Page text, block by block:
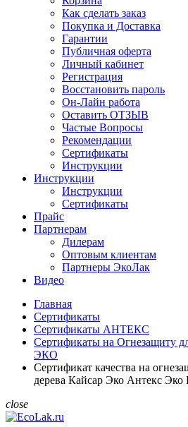
Как сделать заказ
Покупка и Доставка
Гарантии
Публичная оферта
Личный кабинет
Регистрация
Восстановить пароль
Он-Лайн работа
Оставить ОТЗЫВ
Частые Вопросы
Рекомендации
Сертификаты
Инструкции
Инструкции
Инструкции
Сертификаты
Прайс
Партнерам
Дилерам
Оптовым клиентам
Партнеры ЭкоЛак
Видео
Главная
Сертификаты
Сертификаты АНТЕКС
Сертификаты на Огнезащиту
ЭКО
Сертификат качества на
дерева Кайсар Эко Антекс Эко
close